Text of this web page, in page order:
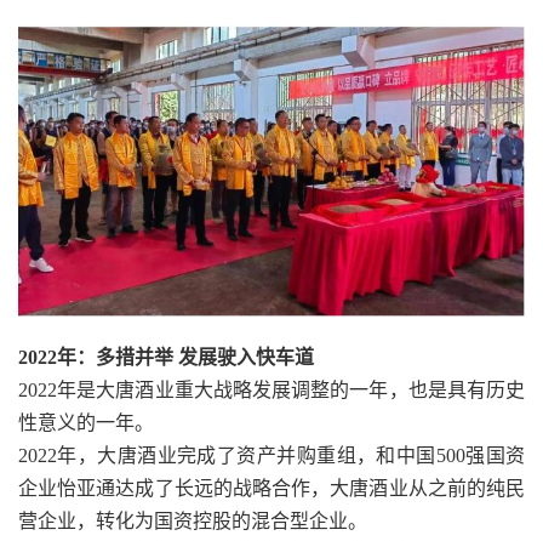
2022年：多措并举 发展驶入快车道
2022年是大唐酒业重大战略发展调整的一年，也是具有历史
性意义的一年。
2022年，大唐酒业完成了资产并购重组，和中国500强国资
企业怡亚通达成了长远的战略合作，大唐酒业从之前的纯民
营企业，转化为国资控股的混合型企业。